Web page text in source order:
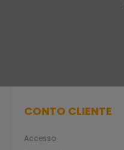
CONTO CLIENTE
Accesso